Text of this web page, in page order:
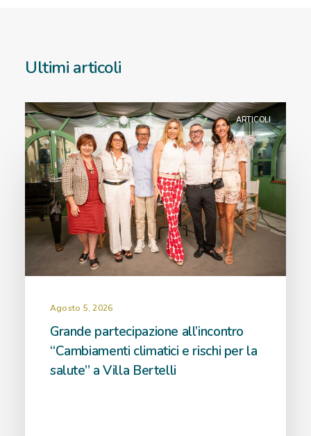
Ultimi articoli
ARTICOLI
Agosto 5, 2026
Grande partecipazione all’incontro
“Cambiamenti climatici e rischi per la
salute” a Villa Bertelli